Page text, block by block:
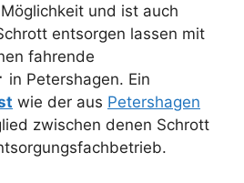
und ist auch
entsorgen lassen mit
fahrende
in Petershagen. Ein
wie der aus Petershagen
zwischen denen Schrott